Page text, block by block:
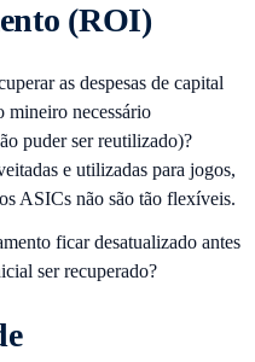
(ROI)
as despesas de capital
mineiro necessário
puder ser reutilizado)?
e utilizadas para jogos,
ASICs não são tão flexíveis.
ficar desatualizado antes
ser recuperado?